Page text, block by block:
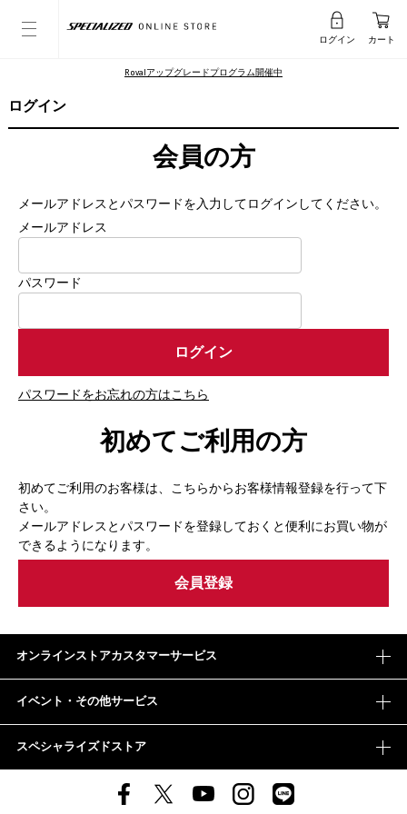
ログイン カート
Rovalアップグレードプログラム開催中
ログイン
会員の方
メールアドレスとパスワードを入力してログインしてください。
メールアドレス
パスワード
パスワードをお忘れの方はこちら
初めてご利用の方
初めてご利用のお客様は、こちらからお客様情報登録を行って下
さい。
メールアドレスとパスワードを登録しておくと便利にお買い物が
できるようになります。
オンラインストアカスタマーサービス
イベント・その他サービス
スペシャライズドストア